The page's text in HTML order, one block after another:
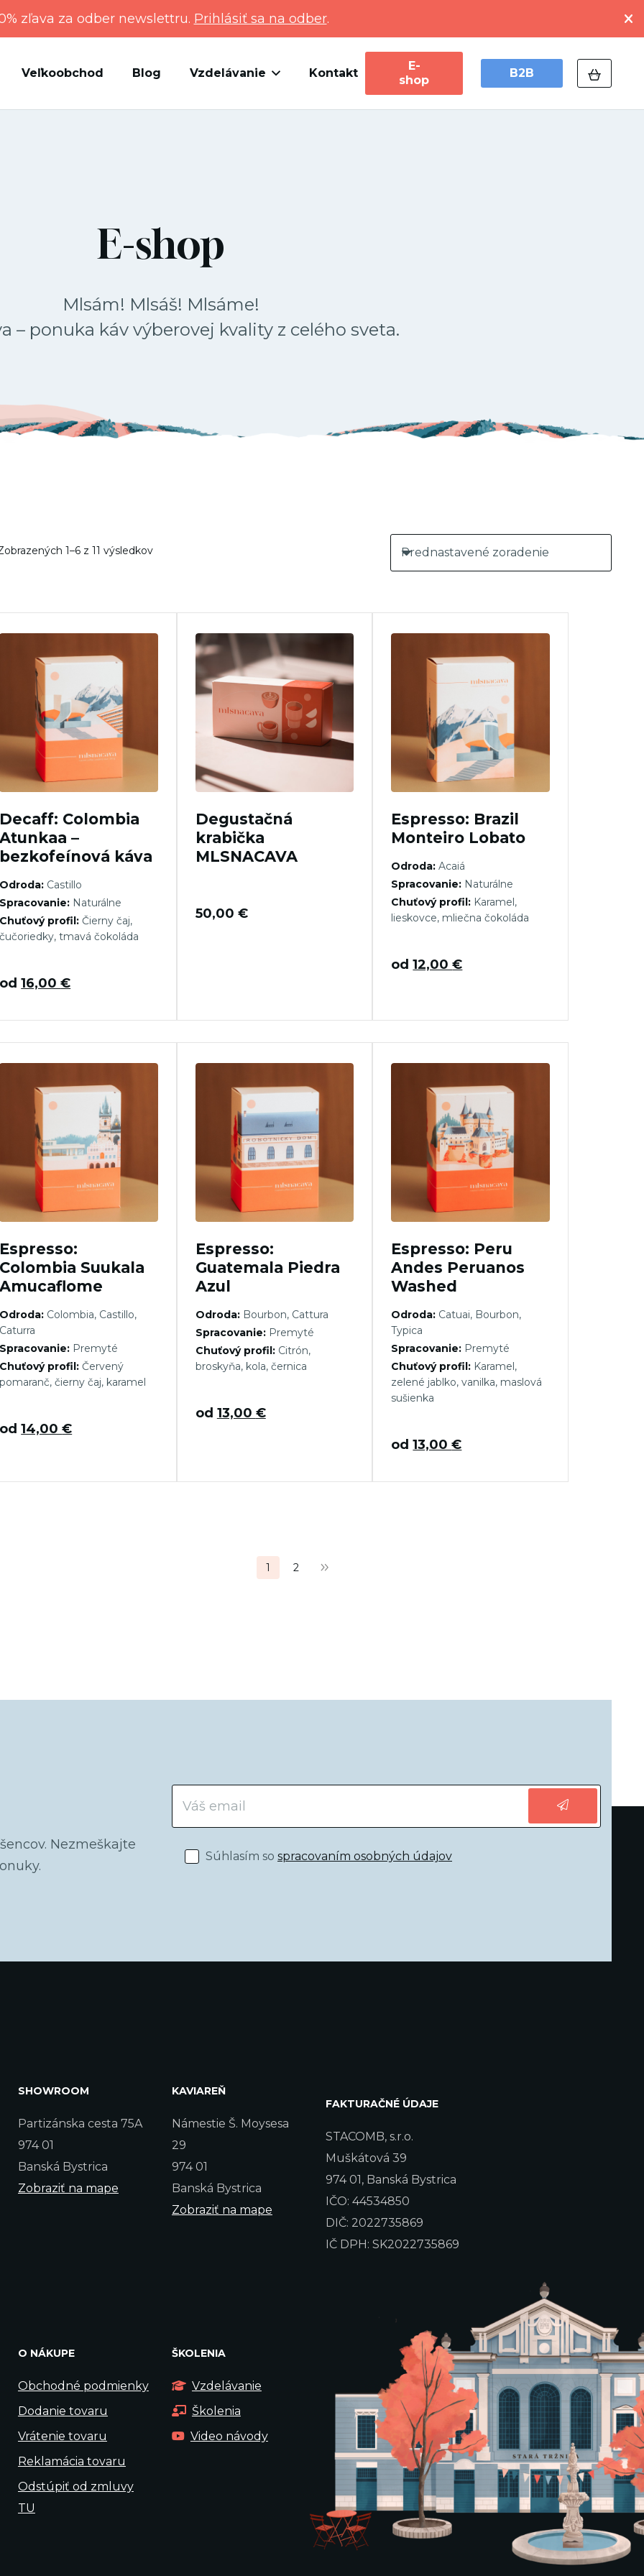
zľava za odber newslettru. Prihlásiť sa na odber.
Veľkoobchod Blog Vzdelávanie Kontakt
E-
shop
B2B
E-shop
Mlsám! Mlsáš! Mlsáme!
– ponuka káv výberovej kvality z celého sveta.
1–6 z 11 výsledkov
Decaff: Colombia
Atunkaa –
bezkofeínová káva
Odroda: Castillo
Spracovanie: Naturálne
Chuťový profil: Čierny čaj,
čučoriedky, tmavá čokoláda
od16,00€
Degustačná
krabička
MLSNACAVA
50,00 €
Espresso: Brazil
Monteiro Lobato
Odroda: Acaiá
Spracovanie: Naturálne
Chuťový profil: Karamel,
lieskovce, mliečna čokoláda
od12,00€
Espresso:
Colombia Suukala
Amucaflome
Odroda: Colombia, Castillo,
Caturra
Spracovanie: Premyté
Chuťový profil: Červený
pomaranč, čierny čaj, karamel
od14,00€
Espresso:
Guatemala Piedra
Azul
Odroda:Bourbon, Cattura
Spracovanie:Premyté
Chuťový profil:Citrón,
broskyňa, kola, černica
od 13,00 €
Espresso: Peru
Andes Peruanos
Washed
Odroda: Catuai, Bourbon,
Typica
Spracovanie: Premyté
Chuťový profil: Karamel,
zelené jablko, vanilka, maslová
sušienka
od13,00€
1 2
Nezmeškajte
Súhlasím so spracovaním osobných údajov
SHOWROOM
Partizánska cesta 75A
974 01
Banská Bystrica
Zobraziť na mape
KAVIAREŇ
Námestie Š. Moysesa
29
974 01
Banská Bystrica
Zobraziť na mape
FAKTURAČNÉ ÚDAJE
STACOMB, s.r.o.
Muškátová 39
974 01, Banská Bystrica
IČO: 44534850
DIČ: 2022735869
IČ DPH: SK2022735869
O NÁKUPE
Obchodné podmienky
Dodanie tovaru
Vrátenie tovaru
Reklamácia tovaru
Odstúpiť od zmluvy
TU
ŠKOLENIA
Vzdelávanie
Školenia
Video návody